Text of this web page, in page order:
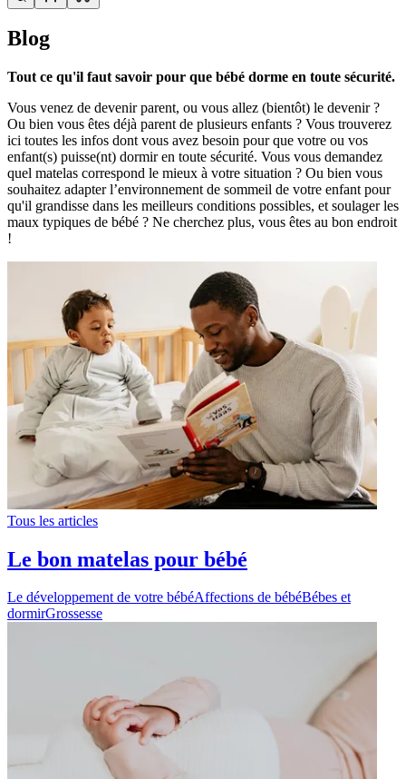
Blog
Tout ce qu'il faut savoir pour que bébé dorme en toute sécurité.
Vous venez de devenir parent, ou vous allez (bientôt) le devenir ?
Ou bien vous êtes déjà parent de plusieurs enfants ? Vous trouverez
ici toutes les infos dont vous avez besoin pour que votre ou vos
enfant(s) puisse(nt) dormir en toute sécurité. Vous vous demandez
quel matelas correspond le mieux à votre situation ? Ou bien vous
souhaitez adapter l’environnement de sommeil de votre enfant pour
qu'il grandisse dans les meilleurs conditions possibles, et soulager les
maux typiques de bébé ? Ne cherchez plus, vous êtes au bon endroit
!
Tous les articles
Le bon matelas pour bébé
Le développement de votre bébéAffections de bébéBébes et
dormirGrossesse